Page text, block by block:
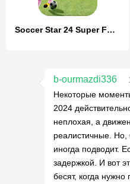
Soccer Star 24 Super Football
b-ourmazdi336
Некоторые
2024
неплохая, а
реалистичные. Но,
иногда подводит.
задержкой. И вот
бесят, когда нужно